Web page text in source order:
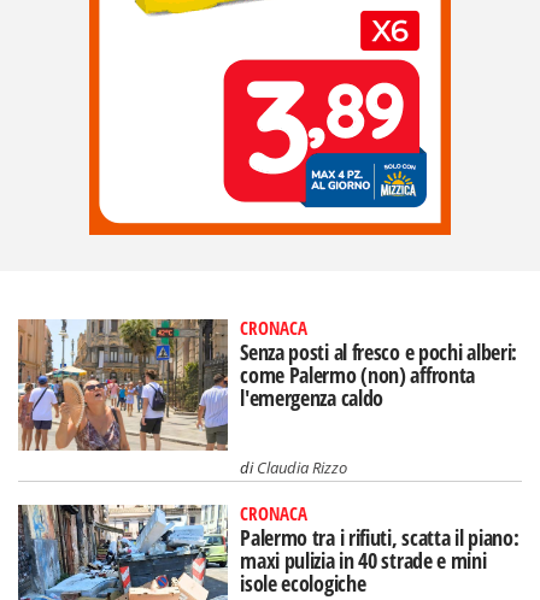
CRONACA
Senza posti al fresco e pochi alberi:
come Palermo (non) affronta
l'emergenza caldo
diClaudia Rizzo
CRONACA
Palermo tra i rifiuti, scatta il piano:
maxi pulizia in 40 strade e mini
isole ecologiche